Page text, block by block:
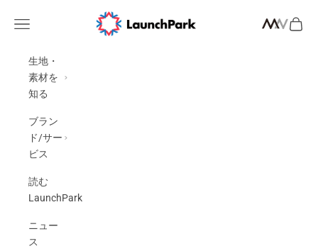
LaunchPark
メニューを開く
検索を開く
カー
生地・
素材を
知る
ブラン
ド/サー
ビス
読む
LaunchPark
ニュー
ス